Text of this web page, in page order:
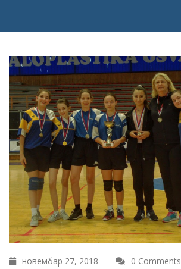
новембар 27, 2018 - 0 Comments